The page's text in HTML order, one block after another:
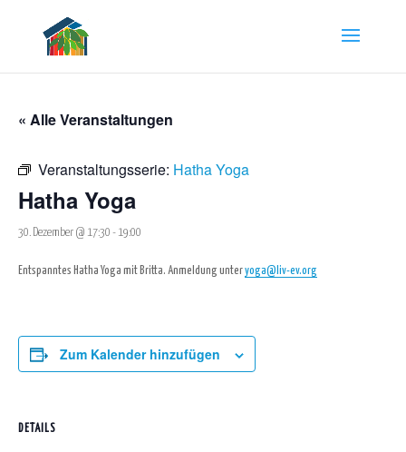
« Alle Veranstaltungen
Veranstaltungsserie: Hatha Yoga
Hatha Yoga
30. Dezember @ 17:30 - 19:00
Entspanntes Hatha Yoga mit Britta. Anmeldung unteryoga@liv-ev.org
Zum Kalender hinzufügen
DETAILS